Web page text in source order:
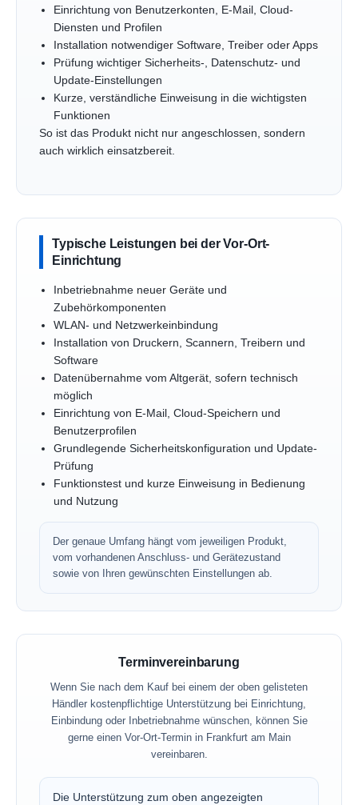
Einrichtung von Benutzerkonten, E-Mail, Cloud-
Diensten und Profilen
Installation notwendiger Software, Treiber oder Apps
Prüfung wichtiger Sicherheits-, Datenschutz- und
Update-Einstellungen
Kurze, verständliche Einweisung in die wichtigsten
Funktionen
So ist das Produkt nicht nur angeschlossen, sondern
auch wirklich einsatzbereit.
Typische Leistungen bei der Vor-Ort-
Einrichtung
Inbetriebnahme neuer Geräte und
Zubehörkomponenten
WLAN- und Netzwerkeinbindung
Installation von Druckern, Scannern, Treibern und
Software
Datenübernahme vom Altgerät, sofern technisch
möglich
Einrichtung von E-Mail, Cloud-Speichern und
Benutzerprofilen
Grundlegende Sicherheitskonfiguration und Update-
Prüfung
Funktionstest und kurze Einweisung in Bedienung
und Nutzung
Der genaue Umfang hängt vom jeweiligen Produkt,
vom vorhandenen Anschluss- und Gerätezustand
sowie von Ihren gewünschten Einstellungen ab.
Terminvereinbarung
Wenn Sie nach dem Kauf bei einem der oben gelisteten
Händler kostenpflichtige Unterstützung bei Einrichtung,
Einbindung oder Inbetriebnahme wünschen, können Sie
gerne einen Vor-Ort-Termin in Frankfurt am Main
vereinbaren.
Die Unterstützung zum oben angezeigten